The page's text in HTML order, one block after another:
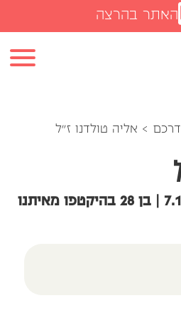
האתר בהרצה
> אליה טולדנו ז"ל